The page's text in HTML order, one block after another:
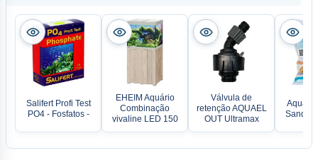
Salifert Profi Test
PO4 - Fosfatos -
EHEIM Aquário
Combinação
vivaline LED 150
Válvula de
retenção AQUAEL
OUT Ultramax
Aqua
Sand